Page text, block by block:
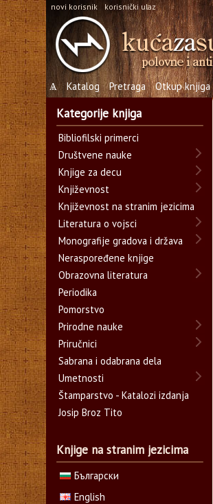
novi korisnik korisnički ulaz
Ѧ Katalog Pretraga Otkup knjiga
Kategorije knjiga
Bibliofilski primerci
Društvene nauke
Knjige za decu
Književnost
Književnost na stranim jezicima
Literatura o vojsci
Monografije gradova i država
Neraspoređene knjige
Obrazovna literatura
Periodika
Pomorstvo
Prirodne nauke
Priručnici
Sabrana i odabrana dela
Umetnosti
Štamparstvo - Katalozi izdanja
Josip Broz Tito
Knjige na stranim jezicima
Български
English